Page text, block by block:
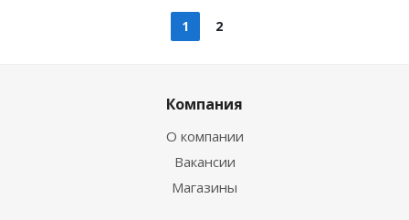
1 2
Компания
О компании
Вакансии
Магазины